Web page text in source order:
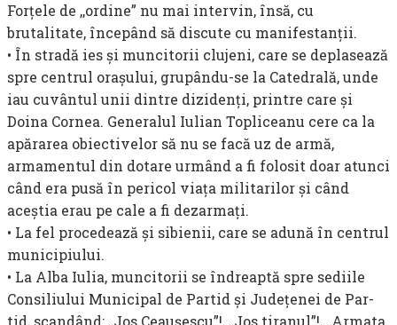
Forţele de ,,ordine” nu mai intervin, însă, cu
brutalitate, începând să discute cu manifestanţii.
• În stradă ies şi muncitorii clujeni, care se deplasează
spre centrul oraşului, grupându-se la Catedrală, unde
iau cuvântul unii dintre dizidenţi, printre care şi
Doina Cornea. Generalul Iulian Topliceanu cere ca la
apărarea obiectivelor să nu se facă uz de armă,
armamentul din dotare urmând a fi folosit doar atunci
când era pusă în pericol viaţa militarilor şi când
aceştia erau pe cale a fi dezarmaţi.
• La fel procedează şi sibienii, care se adună în centrul
municipiului.
• La Alba Iulia, muncitorii se în­dreaptă spre sediile
Consiliului Municipal de Partid şi Judeţenei de Par­